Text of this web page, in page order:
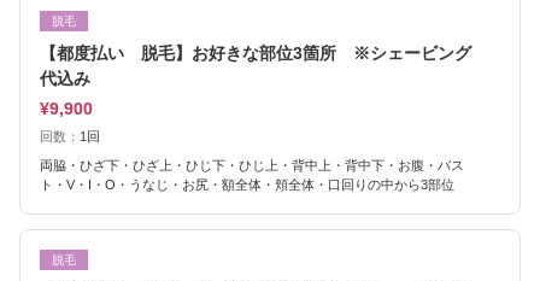
脱毛
【都度払い 脱毛】お好きな部位3箇所 ※シェービング
代込み
¥9,900
回数： 1回
両脇・ひざ下・ひざ上・ひじ下・ひじ上・背中上・背中下・お腹・バス
ト・V・I・O・うなじ・お尻・額全体・頬全体・口回りの中から3部位
脱毛